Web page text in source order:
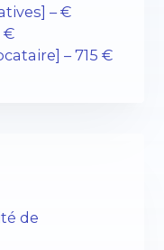
– €
€
– 715 €
de